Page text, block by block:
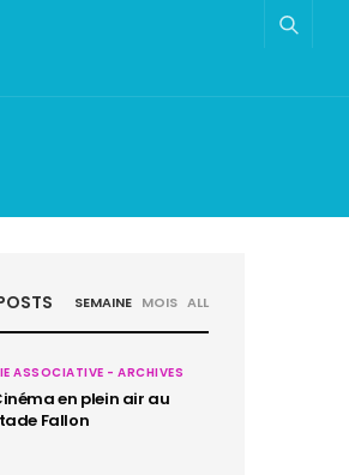
SEMAINE MOIS ALL
ASSOCIATIVE - ARCHIVES
en plein air au
Fallon